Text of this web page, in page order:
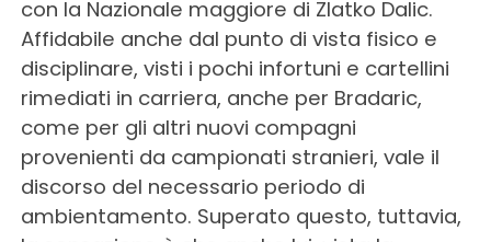
con la Nazionale maggiore di Zlatko Dalic.
Affidabile anche dal punto di vista fisico e
disciplinare, visti i pochi infortuni e cartellini
rimediati in carriera, anche per Bradaric,
come per gli altri nuovi compagni
provenienti da campionati stranieri, vale il
discorso del necessario periodo di
ambientamento. Superato questo, tuttavia,